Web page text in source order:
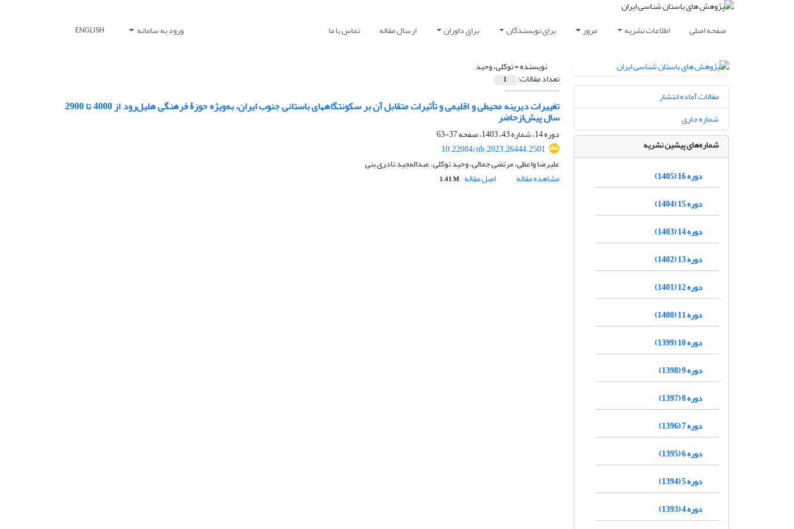
صفحه اصلی اطلاعات نشریه مرور برای نویسندگان برای داوران ارسال مقاله تماس با ما ورود به سامانه ENGLISH
نویسنده =توکلی، وحید
تعداد مقالات: 1
تغییرات دیرینه محیطی و اقلیمی و تأثیرات متقابل آن بر سکونتگاه‏های باستانی جنوب ایران، به‌ویژه حوزۀ فرهنگی هلیل‌رود از 4000 تا 2900
سال پیش‌ازحاضر
دوره 14، شماره 43، 1403، صفحه
37-63
10.22084/nb.2023.26444.2501
علیرضا واعظی، مرتضی جمالی، وحید توکلی، عبدالمجید نادری بنی
مشاهده مقاله
اصل مقاله 1.41 M
مقالات آماده انتشار
شماره جاری
شماره‌های پیشین نشریه
دوره 16 (1405)
دوره 15 (1404)
دوره 14 (1403)
دوره 13 (1402)
دوره 12 (1401)
دوره 11 (1400)
دوره 10 (1399)
دوره 9 (1398)
دوره 8 (1397)
دوره 7 (1396)
دوره 6 (1395)
دوره 5 (1394)
دوره 4 (1393)